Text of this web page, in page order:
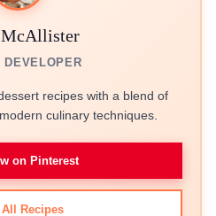
McAllister
DEVELOPER
recipes with a blend of
culinary techniques.
on Pinterest
Recipes